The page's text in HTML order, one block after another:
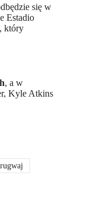
się w
Estadio
który
, a w
Kyle Atkins